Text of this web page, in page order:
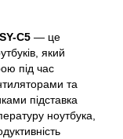
C5 — це
який
під час
та
підставка
ноутбука,